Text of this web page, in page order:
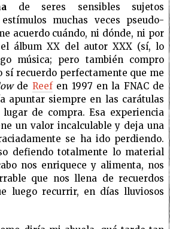
de seres sensibles sujetos
muchas veces pseudo-
acuerdo cuándo, ni dónde, ni por
álbum XX del autor XXX (sí, lo
música; pero también compro
sí recuerdo perfectamente que me
de Reefen 1997 en la FNAC de
apuntar siempre en las carátulas
de compra. Esa experiencia
un valor incalculable y deja una
se ha ido perdiendo.
defiendo totalmente lo material
nos enriquece y alimenta, nos
que nos llena de recuerdos
luego recurrir, en días lluviosos